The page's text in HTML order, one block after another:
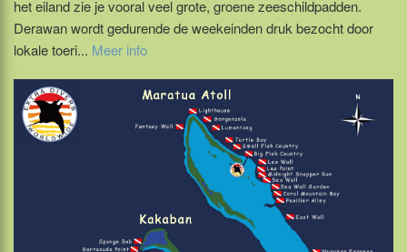
het eiland zie je vooral veel grote, groene zeeschildpadden.
Derawan wordt gedurende de weekeinden druk bezocht door
lokale toeri... Meer info